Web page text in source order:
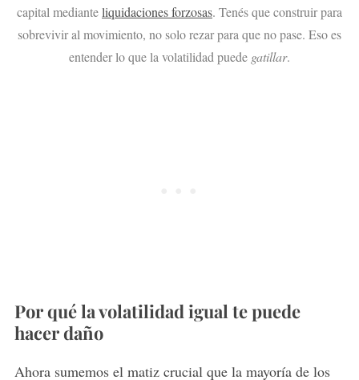
capital medianteliquidaciones forzosas. Tenés que construir para
sobrevivir al movimiento, no solo rezar para que no pase. Eso es
entender lo que la volatilidad puede gatillar.
Por qué la volatilidad igual te puede
hacer daño
Ahora sumemos el matiz crucial que la mayoría de los